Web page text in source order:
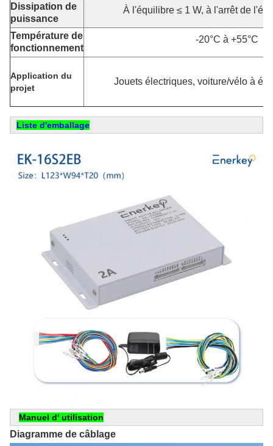
Dissipation de
puissance
À l'équilibre ≤ 1 W, à l'arrêt de
Température de
fonctionnement
-20°C à +55°C
Application du
projet
Jouets électriques, voiture/vélo à
Liste d'emballage
Manuel d' utilisation
Diagramme de câblage